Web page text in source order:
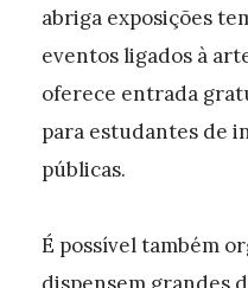
abriga exposições
eventos ligados à
oferece entrada
para estudantes de
públicas.
É possível também